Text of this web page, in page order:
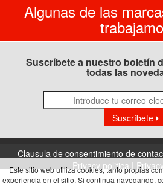
Algunas de las
Suscríbete a nuestro boletín
todas las
Suscríbete
Clausula de consentimiento de
Privacy politica |
Este sitio web utiliza cookies, tanto propias
experiencia en el sitio. Si continua navegando,